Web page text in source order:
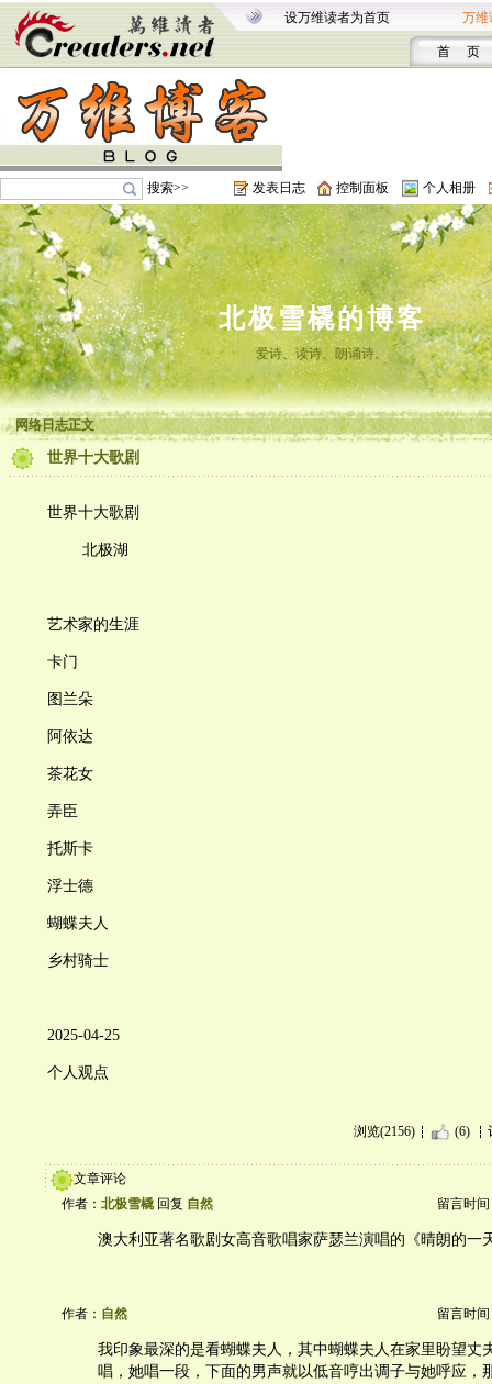
设万维读者为首页 万维
首 页
搜索>> 发表日志 控制面板 个人相册
北极雪橇的博客
爱诗、读诗、朗诵诗。
网络日志正文
世界十大歌剧
世界十大歌剧
北极湖
艺术家的生涯
卡门
图兰朵
阿依达
茶花女
弄臣
托斯卡
浮士德
蝴蝶夫人
乡村骑士
2025-04-25
个人观点
浏览(2156) (6)
文章评论
作者： 北极雪橇 回复 自然 留言时间
澳大利亚著名歌剧女高音歌唱家萨瑟兰演唱的《晴朗的一
作者： 自然 留言时间
我印象最深的是看蝴蝶夫人，其中蝴蝶夫人在家里盼望丈
唱，她唱一段，下面的男声就以低音哼出调子与她呼应，